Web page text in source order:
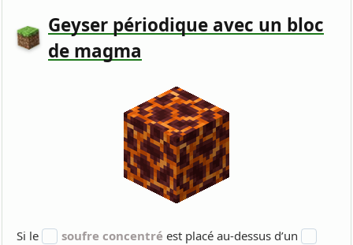
Geyser périodique avec un bloc
de magma
Si le soufre concentré est placé au-dessus d’un